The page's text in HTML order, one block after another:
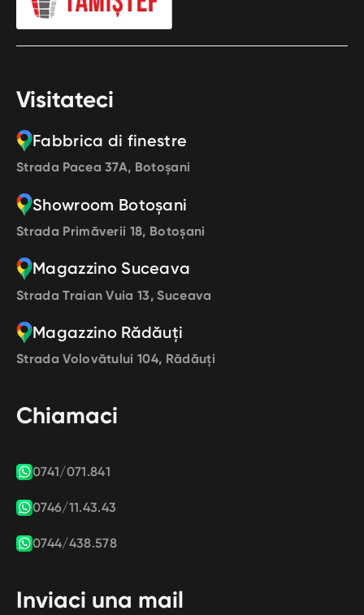
Visitateci
Fabbrica di finestre
Strada Pacea 37A, Botoșani
Showroom Botoșani
Strada Primăverii 18, Botoșani
Magazzino Suceava
Strada Traian Vuia 13, Suceava
Magazzino Rădăuți
Strada Volovătului 104, Rădăuți
Chiamaci
0741/071.841
0746/11.43.43
0744/438.578
Inviaci una mail